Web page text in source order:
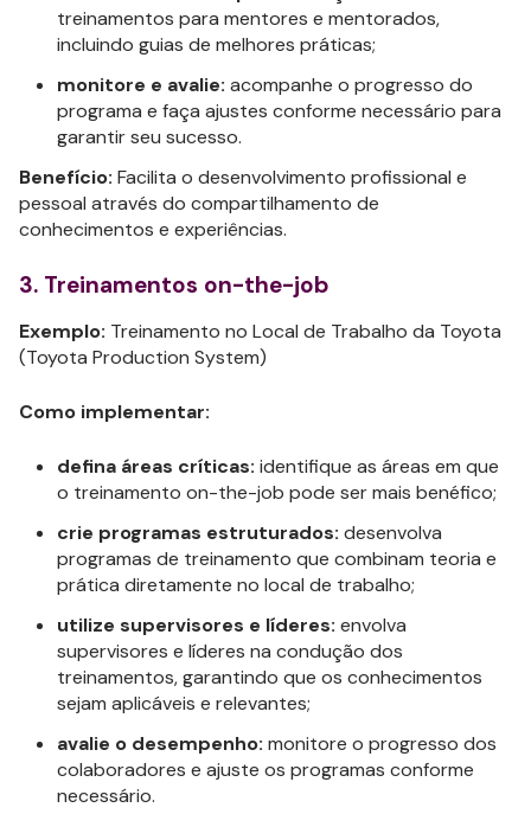
treinamentos para mentores e mentorados,
incluindo guias de melhores práticas;
monitore e avalie: acompanhe o progresso do
programa e faça ajustes conforme necessário para
garantir seu sucesso.
Benefício: Facilita o desenvolvimento profissional e
pessoal através do compartilhamento de
conhecimentos e experiências.
3. Treinamentos on-the-job
Exemplo: Treinamento no Local de Trabalho da Toyota
(Toyota Production System)
Como implementar:
defina áreas críticas: identifique as áreas em que
o treinamento on-the-job pode ser mais benéfico;
crie programas estruturados: desenvolva
programas de treinamento que combinam teoria e
prática diretamente no local de trabalho;
utilize supervisores e líderes: envolva
supervisores e líderes na condução dos
treinamentos, garantindo que os conhecimentos
sejam aplicáveis e relevantes;
avalie o desempenho: monitore o progresso dos
colaboradores e ajuste os programas conforme
necessário.